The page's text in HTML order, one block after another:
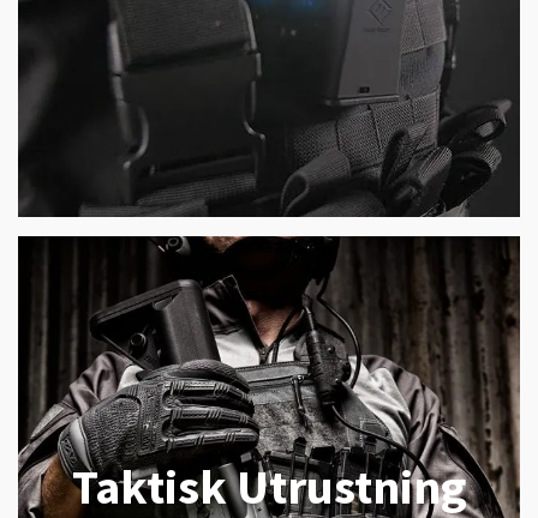
Taktisk Utrustning